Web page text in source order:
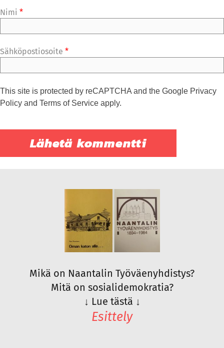
Nimi *
Sähköpostiosoite *
This site is protected by reCAPTCHA and the Google Privacy
Policy and Terms of Service apply.
Mikä on Naantalin Työväenyhdistys?
Mitä on sosialidemokratia?
↓ Lue tästä ↓
Esittely